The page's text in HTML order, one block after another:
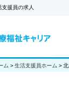
援員の求人
ム > 生活支援員ホーム >